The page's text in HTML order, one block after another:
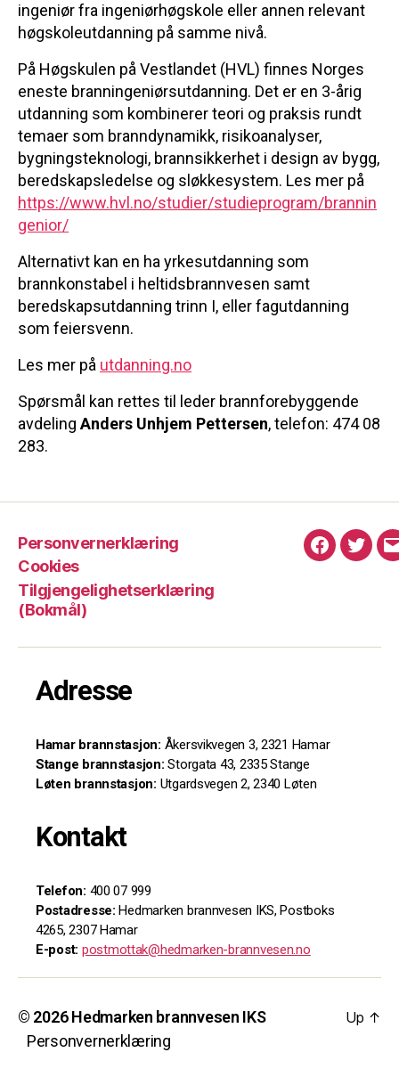
ingeniør fra ingeniørhøgskole eller annen relevant
høgskoleutdanning på samme nivå.
På Høgskulen på Vestlandet (HVL) finnes Norges
eneste branningeniørsutdanning. Det er en 3-årig
utdanning som kombinerer teori og praksis rundt
temaer som branndynamikk, risikoanalyser,
bygningsteknologi, brannsikkerhet i design av bygg,
beredskapsledelse og sløkkesystem. Les mer på
https://www.hvl.no/studier/studieprogram/brannin
genior/
Alternativt kan en ha yrkesutdanning som
brannkonstabel i heltidsbrannvesen samt
beredskapsutdanning trinn I, eller fagutdanning
som feiersvenn.
Les mer på utdanning.no
Spørsmål kan rettes til leder brannforebyggende
avdeling Anders Unhjem Pettersen, telefon: 474 08
283.
Personvernerklæring
Cookies
Tilgjengelighetserklæring
(Bokmål)
Facebook
Adresse
Hamar brannstasjon: Åkersvikvegen 3, 2321 Hamar
Stange brannstasjon:Storgata 43, 2335 Stange
Løten brannstasjon: Utgardsvegen 2, 2340 Løten
Kontakt
Telefon: 400 07 999
Postadresse: Hedmarken brannvesen IKS, Postboks
4265, 2307 Hamar
E-post: postmottak@hedmarken-brannvesen.no
© 2026Hedmarken brannvesen IKS
Personvernerklæring
Up ↑